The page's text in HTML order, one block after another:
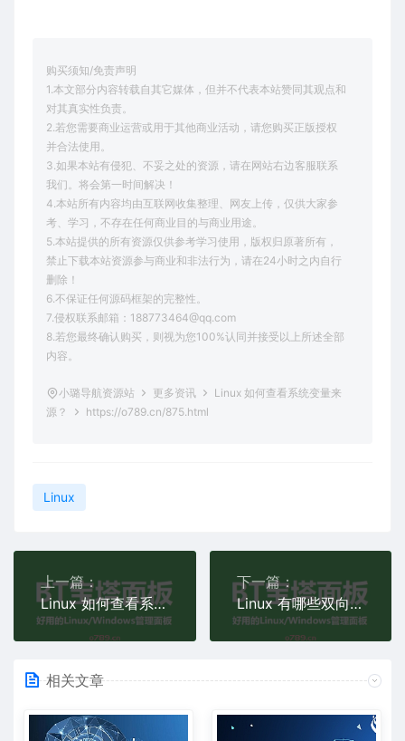
购买须知/免责声明
1.本文部分内容转载自其它媒体，但并不代表本站赞同其观点和
对其真实性负责。
2.若您需要商业运营或用于其他商业活动，请您购买正版授权
并合法使用。
3.如果本站有侵犯、不妥之处的资源，请在网站右边客服联系
我们。将会第一时间解决！
4.本站所有内容均由互联网收集整理、网友上传，仅供大家参
考、学习，不存在任何商业目的与商业用途。
5.本站提供的所有资源仅供参考学习使用，版权归原著所有，
禁止下载本站资源参与商业和非法行为，请在24小时之内自行
删除！
6.不保证任何源码框架的完整性。
7.侵权联系邮箱：188773464@qq.com
8.若您最终确认购买，则视为您100%认同并接受以上所述全部
内容。
小璐导航资源站 更多资讯
Linux 如何查看系统变量来
源？
https://o789.cn/875.html
Linux
上一篇：
Linux 如何查看系统版本？
下一篇：
Linux 有哪些双向文件同步软件？
相关文章